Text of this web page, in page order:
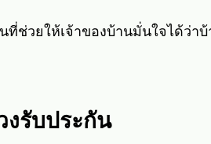
ที่ช่วยให้เจ้าของบ้านมั่นใจได้ว่า
รับประกัน